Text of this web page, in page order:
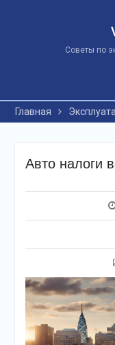
Советы по
Главная
Авто налоги